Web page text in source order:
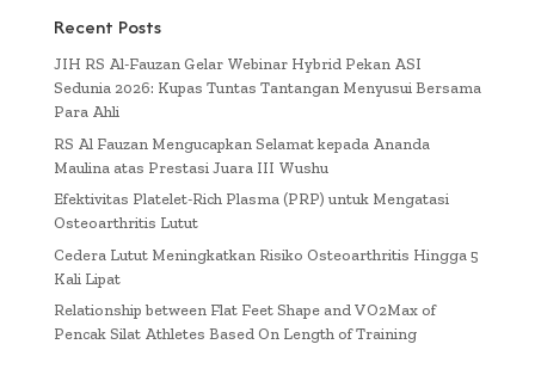
Recent Posts
JIH RS Al-Fauzan Gelar Webinar Hybrid Pekan ASI
Sedunia 2026: Kupas Tuntas Tantangan Menyusui Bersama
Para Ahli
RS Al Fauzan Mengucapkan Selamat kepada Ananda
Maulina atas Prestasi Juara III Wushu
Efektivitas Platelet-Rich Plasma (PRP) untuk Mengatasi
Osteoarthritis Lutut
Cedera Lutut Meningkatkan Risiko Osteoarthritis Hingga 5
Kali Lipat
Relationship between Flat Feet Shape and VO2Max of
Pencak Silat Athletes Based On Length of Training